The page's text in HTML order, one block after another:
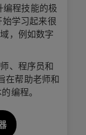
程技能的极
学习起来很
，例如数字
、程序员和
在帮助老师和
编程。